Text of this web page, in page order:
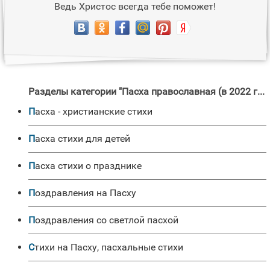
Ведь Христос всегда тебе поможет!
Разделы категории "Пасха православная (в 2022 году)"
Пасха - христианские стихи
Пасха стихи для детей
Пасха стихи о празднике
Поздравления на Пасху
поздравления со светлой пасхой
Стихи на Пасху, пасхальные стихи